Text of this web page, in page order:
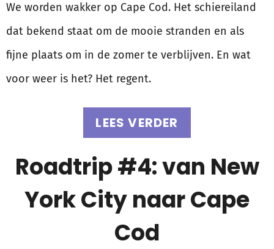
We worden wakker op Cape Cod. Het schiereiland
dat bekend staat om de mooie stranden en als
fijne plaats om in de zomer te verblijven. En wat
voor weer is het? Het regent.
LEES VERDER
Roadtrip #4: van New
York City naar Cape
Cod